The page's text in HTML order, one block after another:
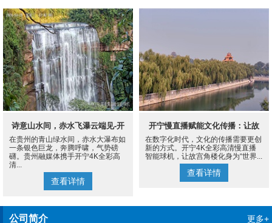
诗意山水间，赤水飞瀑云端见-开
宁4K慢直播摄像机
在贵州的青山绿水间，赤水大瀑布如
一条银色巨龙，奔腾呼啸，气势磅
礴。贵州融媒体携手开宁4K全彩高
清...
查看详情
开宁慢直播赋能文化传播：让故
宫角楼成为世界的文化客厅
在数字化时代，文化的传播需要更创
新的方式。开宁4K全彩高清慢直播
智能球机，让故宫角楼化身为“世界...
查看详情
公司简介 更多+